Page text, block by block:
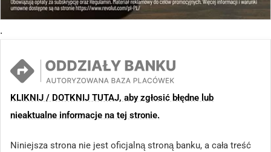
.
KLIKNIJ / DOTKNIJ TUTAJ, aby zgłosić błędne lub
nieaktualne informacje na tej stronie.
Niniejsza strona nie jest oficjalną stroną banku, a cała treść